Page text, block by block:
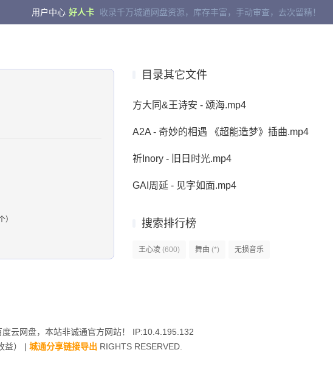
用户中心 好人卡 收录千万城通网盘资源，库存丰富，手动审查，去次留精！
目录其它文件
方大同&王诗安 - 颂海.mp4
A2A - 奇妙的相遇 《超能造梦》插曲.mp4
祈Inory - 旧日时光.mp4
GAI周延 - 见字如面.mp4
搜索排行榜
王心凌 (600) 舞曲 (*) 无损音乐
）
度云网盘，本站非诚通官方网站！ IP:10.4.195.132
） | 城通分享链接导出 RIGHTS RESERVED.